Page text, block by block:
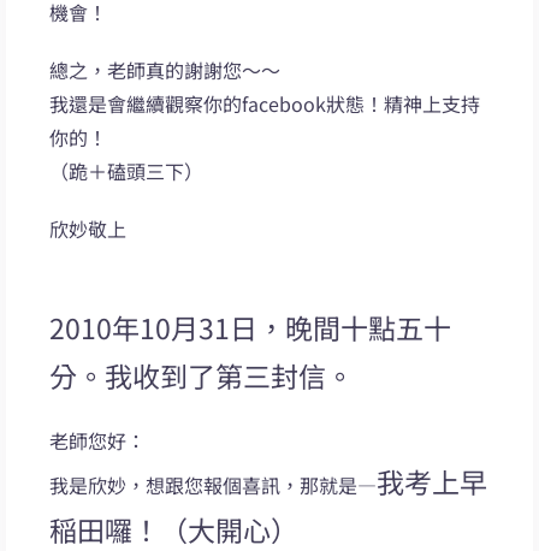
機會！
總之，老師真的謝謝您～～
我還是會繼續觀察你的facebook狀態！精神上支持
你的！
（跪＋磕頭三下）
欣妙敬上
2010年10月31日，晚間十點五十
分。我收到了第三封信。
老師您好：
我是欣妙，想跟您報個喜訊，那就是—我考上早
稲田囉！（大開心）